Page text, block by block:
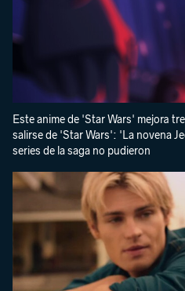
Este anime de 'Star Wars' mejora
salirse de 'Star Wars': 'La novena
series de la saga no pudieron